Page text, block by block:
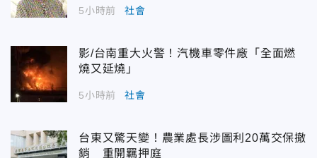
5小時前 社會
影/台南重大火警！汽機車零件廠「全面燃
燒又延燒」
5小時前 社會
台東又驚天變！農業處長涉圖利20萬交保撤
銷 重開羈押庭